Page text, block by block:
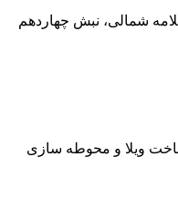
نبش چهاردهم
ویلا و محوطه سازی